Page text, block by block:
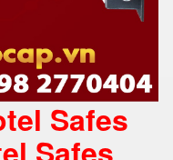
Safes
Safes